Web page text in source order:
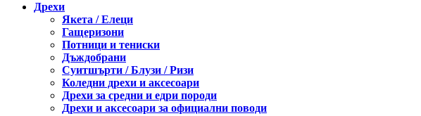
Дрехи
Якета / Елеци
Гащеризони
Потници и тениски
Дъждобрани
Суитшърти / Блузи / Ризи
Коледни дрехи и аксесоари
Дрехи за средни и едри породи
Дрехи и аксесоари за официални поводи